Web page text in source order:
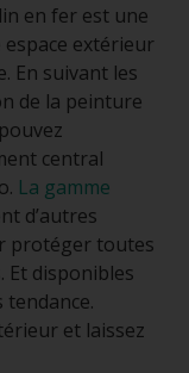
en fer est une
extérieur
En suivant les
de la peinture
central
La gamme
d’autres
protéger toutes
Et disponibles
tendance.
et laissez